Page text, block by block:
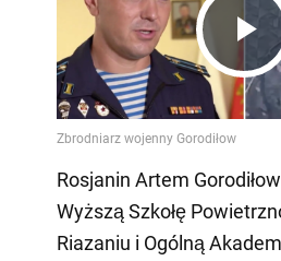
Rosjanin Artem
Wyższą Szkołę
Riazaniu i Ogólną